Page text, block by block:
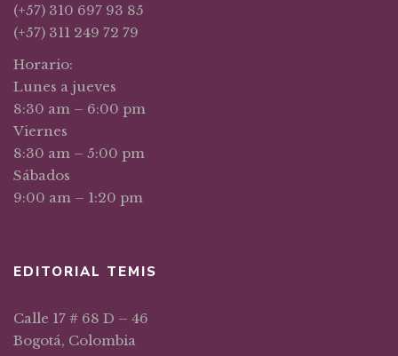
(+57) 310 697 93 85
(+57) 311 249 72 79
Horario:
Lunes a jueves
8:30 am – 6:00 pm
Viernes
8:30 am – 5:00 pm
Sábados
9:00 am – 1:20 pm
EDITORIAL TEMIS
Calle 17 # 68 D – 46
Bogotá, Colombia